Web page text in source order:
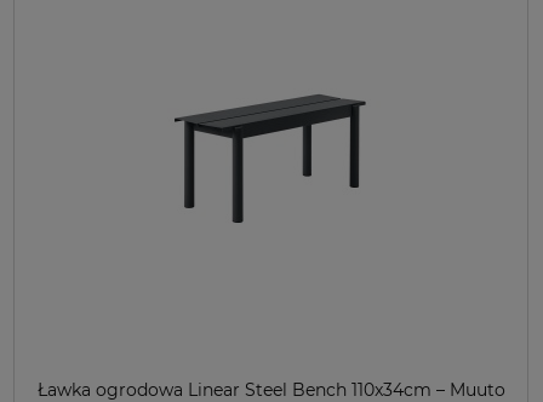
Ławka ogrodowa Linear Steel Bench 110x34cm – Muuto